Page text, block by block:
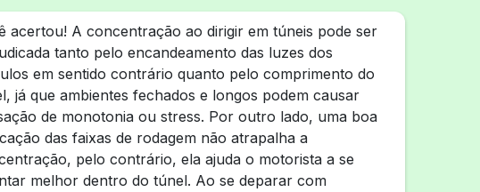
acertou! A concentração ao dirigir em túneis pode ser
tanto pelo encandeamento das luzes dos
em sentido contrário quanto pelo comprimento do
já que ambientes fechados e longos podem causar
de monotonia ou stress. Por outro lado, uma boa
das faixas de rodagem não atrapalha a
pelo contrário, ela ajuda o motorista a se
melhor dentro do túnel. Ao se deparar com